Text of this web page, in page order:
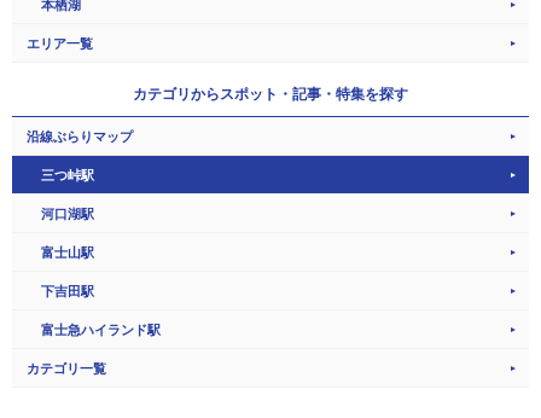
本栖湖
エリア一覧
カテゴリからスポット・記事・特集を探す
沿線ぶらりマップ
三つ峠駅
河口湖駅
富士山駅
下吉田駅
富士急ハイランド駅
カテゴリ一覧